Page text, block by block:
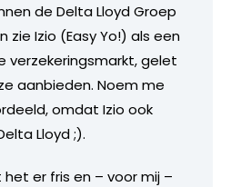
de Delta Lloyd Groep
zie Izio (Easy Yo!) als een
verzekeringsmarkt, gelet
aanbieden. Noem me
omdat Izio ook
Lloyd ;).
er fris en – voor mij –